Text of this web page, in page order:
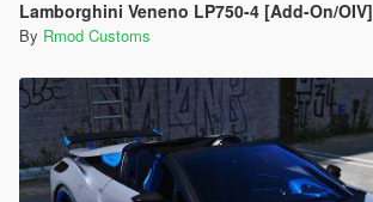
Lamborghini Veneno LP750-4 [Add-On/OIV]
By Rmod Customs